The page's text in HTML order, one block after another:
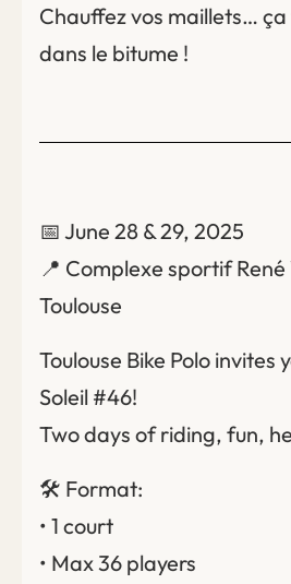
Chauffez vos maillets…
dans le bitume !
📅 June 28 & 29, 2025
📍 Complexe sportif René
Toulouse
Toulouse Bike Polo invites
Soleil #46!
Two days of riding, fun,
🛠️ Format:
• 1 court
• Max 36 players